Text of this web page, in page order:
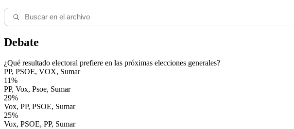
Debate
¿Qué resultado electoral prefiere en las próximas elecciones generales?
PP, PSOE, VOX, Sumar
11%
PP, Vox, Psoe, Sumar
29%
Vox, PP, PSOE, Sumar
25%
Vox, PSOE, PP, Sumar